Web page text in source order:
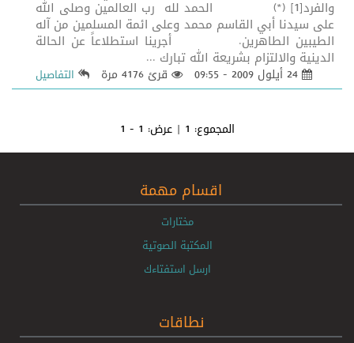
والفرد[1] (*) الحمد لله رب العالمين وصلى الله
على سيدنا أبي القاسم محمد وعلى ائمة المسلمين من آله
الطيبين الطاهرين. أجرينا استطلاعاً عن الحالة
الدينية والالتزام بشريعة الله تبارك ...
قرئ 4176 مرة التفاصيل
المجموع: 1 | عرض: 1 - 1
اقسام مهمة
مختارات
المكتبة الصوتية
ارسل استفتاءك
نطاقات